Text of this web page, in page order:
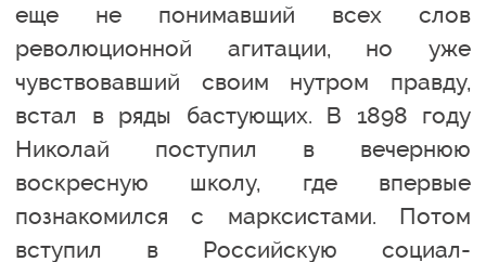
еще не понимавший всех слов
революционной агитации, но уже
чувствовавший своим нутром правду,
встал в ряды бастующих. В 1898 году
Николай поступил в вечернюю
воскресную школу, где впервые
познакомился с марксистами. Потом
вступил в Российскую социал-